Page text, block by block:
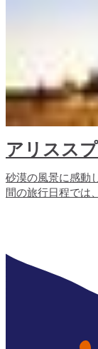
アリスス
砂漠の風景に感動
間の旅行日程では